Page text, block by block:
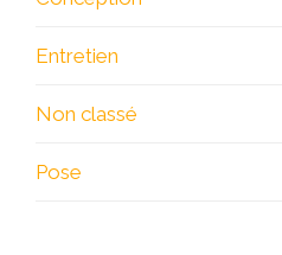
Entretien
Non classé
Pose